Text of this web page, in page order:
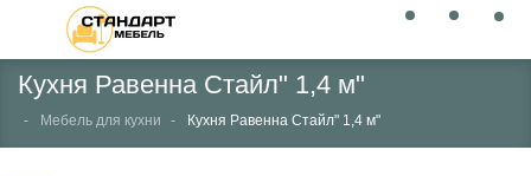
Кухня Равенна Стайл" 1,4 м"
Мебель для кухни Кухня Равенна Стайл" 1,4 м"